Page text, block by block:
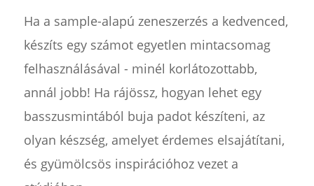
Ha a sample-alapú zeneszerzés a kedvenced,
készíts egy számot egyetlen mintacsomag
felhasználásával - minél korlátozottabb,
annál jobb! Ha rájössz, hogyan lehet egy
basszusmintából buja padot készíteni, az
olyan készség, amelyet érdemes elsajátítani,
és gyümölcsös inspirációhoz vezet a